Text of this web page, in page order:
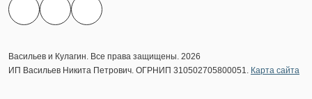
Васильев и Кулагин. Все права защищены. 2026
ИП Васильев Никита Петрович. ОГРНИП 310502705800051. Карта сайта